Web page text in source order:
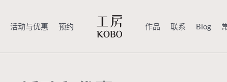
活动与优惠 预约 作品 联系 Blog